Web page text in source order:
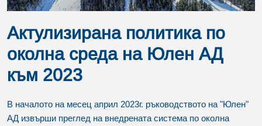
Актулизирана политика по
околна среда на Юлен АД
към 2023
В началото на месец април 2023г. ръководството на "Юлен"
АД извърши преглед на внедрената система по околна